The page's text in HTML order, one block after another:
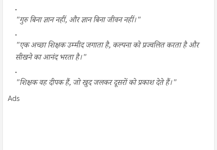
"गुरु बिना ज्ञान नहीं, और ज्ञान बिना जीवन नहीं।"
"एक अच्छा शिक्षक उम्मीद जगाता है, कल्पना को प्रज्वलित करता है और
सीखने का आनंद भरता है।"
"शिक्षक वह दीपक हैं, जो खुद जलकर दूसरों को प्रकाश देते हैं।"
Ads